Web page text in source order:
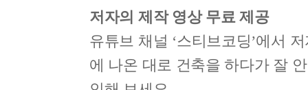
저자의 제작 영상 무료 제공
유튜브 채널 ‘스티브코딩’에서
에 나온 대로 건축을 하다가 잘